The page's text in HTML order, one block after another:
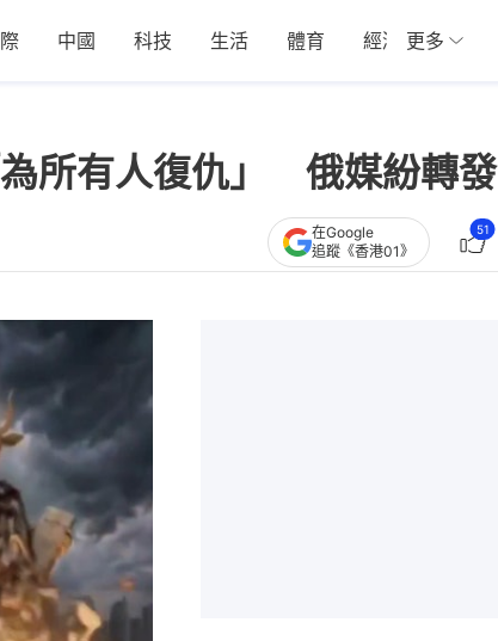
中國 科技 生活 體育 經濟 01深圳
更多
所有人復仇」 俄媒紛轉發
在Google
追蹤《香港01》
51